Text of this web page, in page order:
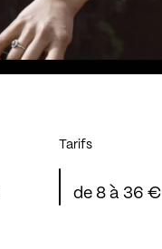
Tarifs
de 8 à 36 €